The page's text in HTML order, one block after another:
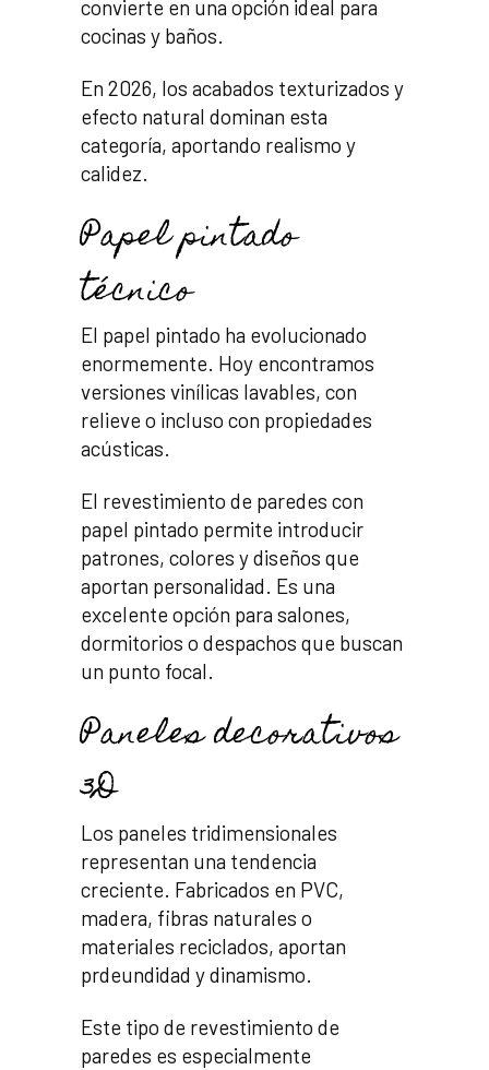
convierte en una opción ideal para
cocinas y baños.
En 2026, los acabados texturizados y
efecto natural dominan esta
categoría, aportando realismo y
calidez.
Papel pintado
técnico
El papel pintado ha evolucionado
enormemente. Hoy encontramos
versiones vinílicas lavables, con
relieve o incluso con propiedades
acústicas.
El revestimiento de paredes con
papel pintado permite introducir
patrones, colores y diseños que
aportan personalidad. Es una
excelente opción para salones,
dormitorios o despachos que buscan
un punto focal.
Paneles decorativos
3D
Los paneles tridimensionales
representan una tendencia
creciente. Fabricados en PVC,
madera, fibras naturales o
materiales reciclados, aportan
prdeundidad y dinamismo.
Este tipo de revestimiento de
paredes es especialmente